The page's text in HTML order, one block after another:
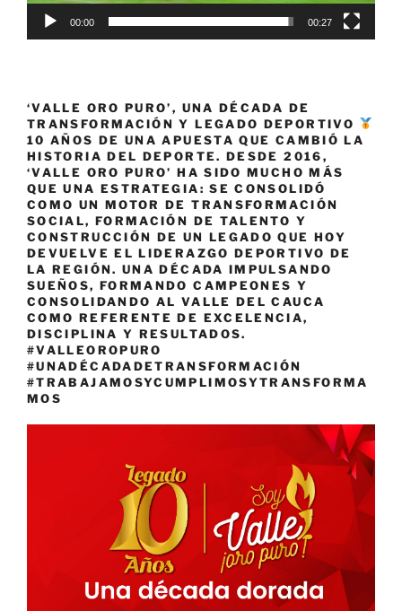
00:00 00:27
‘VALLE ORO PURO’, UNA DÉCADA DE
TRANSFORMACIÓN Y LEGADO DEPORTIVO
10 AÑOS DE UNA APUESTA QUE CAMBIÓ LA
HISTORIA DEL DEPORTE. DESDE 2016,
‘VALLE ORO PURO’ HA SIDO MUCHO MÁS
QUE UNA ESTRATEGIA: SE CONSOLIDÓ
COMO UN MOTOR DE TRANSFORMACIÓN
SOCIAL, FORMACIÓN DE TALENTO Y
CONSTRUCCIÓN DE UN LEGADO QUE HOY
DEVUELVE EL LIDERAZGO DEPORTIVO DE
LA REGIÓN. UNA DÉCADA IMPULSANDO
SUEÑOS, FORMANDO CAMPEONES Y
CONSOLIDANDO AL VALLE DEL CAUCA
COMO REFERENTE DE EXCELENCIA,
DISCIPLINA Y RESULTADOS.
#VALLEOROPURO
#UNADÉCADADETRANSFORMACIÓN
#TRABAJAMOSYCUMPLIMOSYTRANSFORMA
MOS